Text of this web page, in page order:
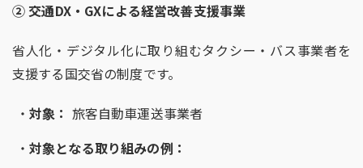
②交通DX・ GXによる経営改善支援事業
省人化・デジタル化に取り組むタクシー・バス事業者を
支援する国交省の制度です。
対象： 旅客自動車運送事業者
対象となる取り組みの例：